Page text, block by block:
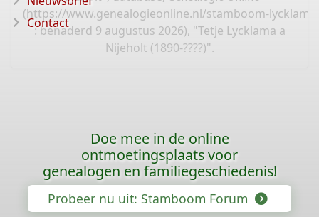
(https://www.genealogieonline.nl/stamboom-
: benaderd 9 augustus 2026), "Tetje Lycklama a
Nijeholt (1890-????)".
Contact
Doe mee in de online
ontmoetingsplaats voor
genealogen en familiegeschiedenis!
Probeer nu uit: Stamboom Forum